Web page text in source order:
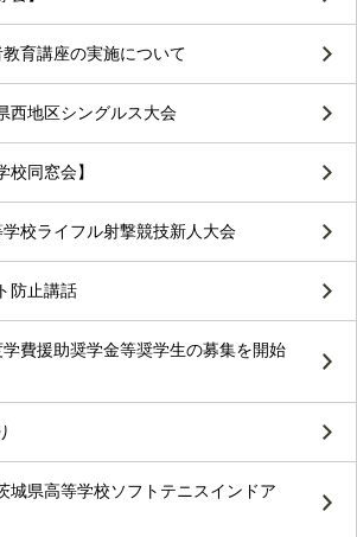
教育講座の実施について
西地区シングルス大会
校同窓会】
校ライフル射撃競技新人大会
防止講話
学費援助奨学金等奨学生の募集を開始
城県高等学校ソフトテニスインドア